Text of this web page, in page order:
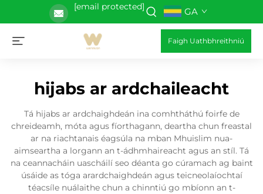
[email protected] GA
Faigh Uathbhreithniú
hijabs ar ardchaileacht
Tá hijabs ar ardchaighdeán ina comhtháthú foirfe de
chreideamh, móta agus fíorthagann, deartha chun freastal
ar na riachtanais éagsúla na mban Mhuislim nua-
aimseartha a lorgann an t-ádhmhaireacht agus an stíl. Tá
na ceannacháin uascháilí seo déanta go cúramach ag baint
úsáide as tóga arardchaighdeán agus teicneolaíochtaí
téacsíle nuálaithe chun a chinntiú go mbíonn an t-